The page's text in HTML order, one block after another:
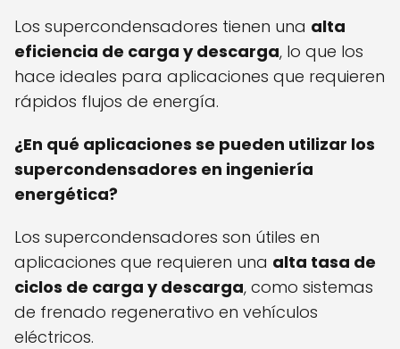
Los supercondensadores tienen una alta
eficiencia de carga y descarga, lo que los
hace ideales para aplicaciones que requieren
rápidos flujos de energía.
¿En qué aplicaciones se pueden utilizar los
supercondensadores en ingeniería
energética?
Los supercondensadores son útiles en
aplicaciones que requieren una alta tasa de
ciclos de carga y descarga, como sistemas
de frenado regenerativo en vehículos
eléctricos.